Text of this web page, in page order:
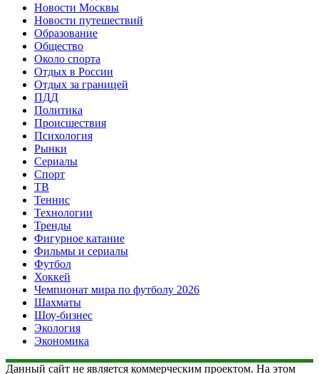
Новости Москвы
Новости путешествий
Образование
Общество
Около спорта
Отдых в России
Отдых за границей
ПДД
Политика
Происшествия
Психология
Рынки
Сериалы
Спорт
ТВ
Теннис
Технологии
Тренды
Фигурное катание
Фильмы и сериалы
Футбол
Хоккей
Чемпионат мира по футболу 2026
Шахматы
Шоу-бизнес
Экология
Экономика
Данный сайт не является коммерческим проектом. На этом